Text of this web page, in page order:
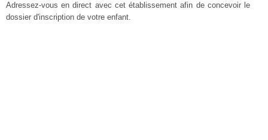
Adressez-vous en direct avec cet établissement afin de concevoir le
dossier d'inscription de votre enfant.